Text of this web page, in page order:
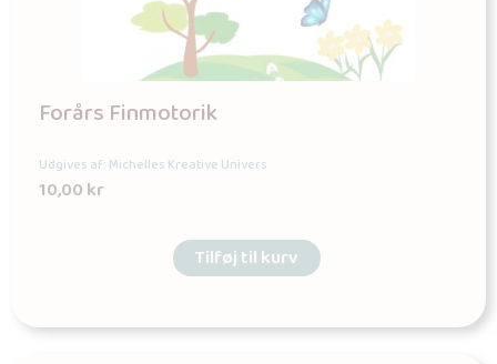
Forårs Finmotorik
Udgives af: Michelles Kreative Univers
10,00kr
Tilføj til kurv